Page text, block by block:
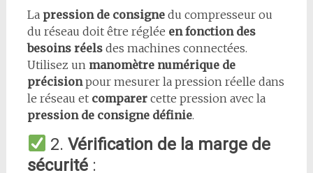
La pression de consignedu compresseur ou
du réseau doit être réglée en fonction des
besoins réelsdes machines connectées.
Utilisez un manomètre numérique de
précisionpour mesurer la pression réelle dans
le réseau et comparercette pression avec la
pression de consigne définie.
2.Vérification de la marge de
sécurité: